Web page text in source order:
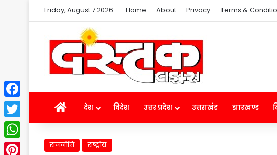
Friday, August 7 2026 Home About Privacy Terms &
Homeदेश विदेश उत्तर प्रदेश उत्तराखंड झारखण्ड
राजनीति राष्ट्रीय
Facebook
Twitter
WhatsApp